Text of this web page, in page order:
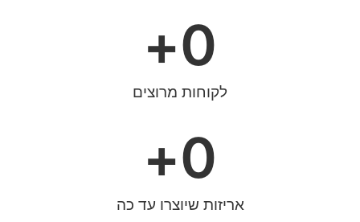
לקוחות מרוצים
0
+
אריזות שיוצרו עד כה
0
+